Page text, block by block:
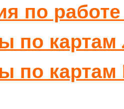
по
по картам
по картам